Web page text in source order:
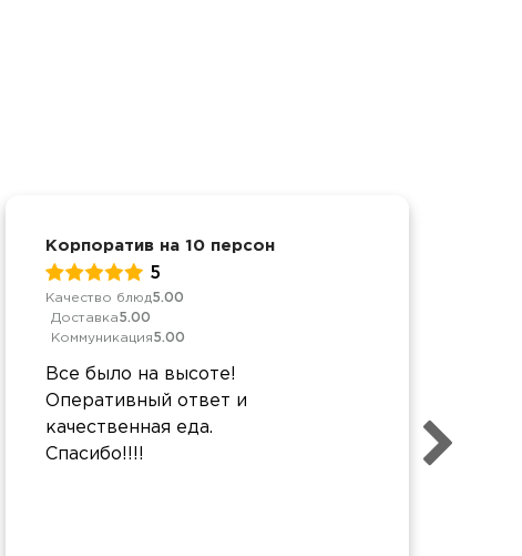
Корпоратив на 10 персон
5
Качество блюд5.00
Доставка5.00
Коммуникация5.00
Все было на высоте!
Оперативный ответ и
качественная еда.
Спасибо!!!!